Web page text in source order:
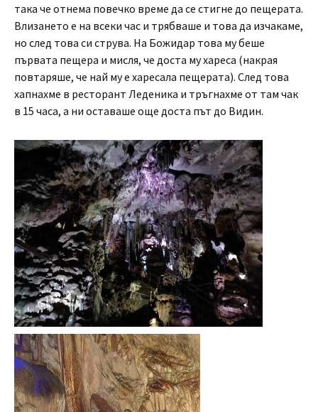
така че отнема повечко време да се стигне до пещерата.
Влизането е на всеки час и трябваше и това да изчакаме,
но след това си струва. На Божидар това му беше
първата пещера и мисля, че доста му хареса (накрая
повтаряше, че най му е харесала пещерата). След това
хапнахме в ресторант Леденика и тръгнахме от там чак
в 15 часа, а ни оставаше още доста път до Видин.